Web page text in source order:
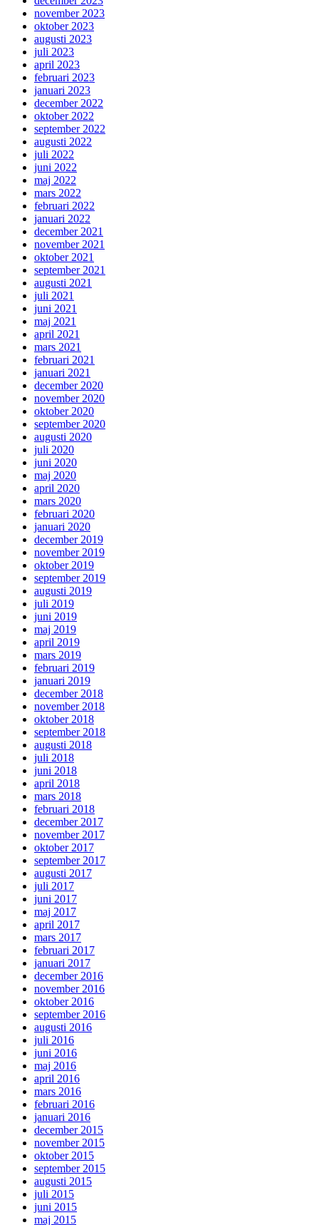
november 2023
oktober 2023
augusti 2023
juli 2023
april 2023
februari 2023
januari 2023
december 2022
oktober 2022
september 2022
augusti 2022
juli 2022
juni 2022
maj 2022
mars 2022
februari 2022
januari 2022
december 2021
november 2021
oktober 2021
september 2021
augusti 2021
juli 2021
juni 2021
maj 2021
april 2021
mars 2021
februari 2021
januari 2021
december 2020
november 2020
oktober 2020
september 2020
augusti 2020
juli 2020
juni 2020
maj 2020
april 2020
mars 2020
februari 2020
januari 2020
december 2019
november 2019
oktober 2019
september 2019
augusti 2019
juli 2019
juni 2019
maj 2019
april 2019
mars 2019
februari 2019
januari 2019
december 2018
november 2018
oktober 2018
september 2018
augusti 2018
juli 2018
juni 2018
april 2018
mars 2018
februari 2018
december 2017
november 2017
oktober 2017
september 2017
augusti 2017
juli 2017
juni 2017
maj 2017
april 2017
mars 2017
februari 2017
januari 2017
december 2016
november 2016
oktober 2016
september 2016
augusti 2016
juli 2016
juni 2016
maj 2016
april 2016
mars 2016
februari 2016
januari 2016
december 2015
november 2015
oktober 2015
september 2015
augusti 2015
juli 2015
juni 2015
maj 2015